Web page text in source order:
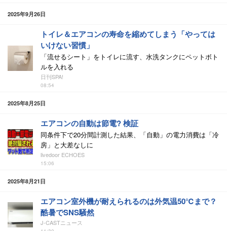
2025年9月26日
トイレ＆エアコンの寿命を縮めてしまう「やっては
いけない習慣」
「流せるシート」をトイレに流す、水洗タンクにペットボト
ルを入れる
日刊SPA!
08:54
2025年8月25日
エアコンの自動は節電? 検証
同条件下で20分間計測した結果、「自動」の電力消費は「冷
房」と大差なしに
livedoor ECHOES
15:06
2025年8月21日
エアコン室外機が耐えられるのは外気温50℃まで？
酷暑でSNS騒然
J-CASTニュース